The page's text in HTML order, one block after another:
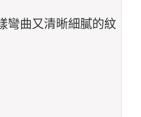
彎曲又清晰細膩的紋